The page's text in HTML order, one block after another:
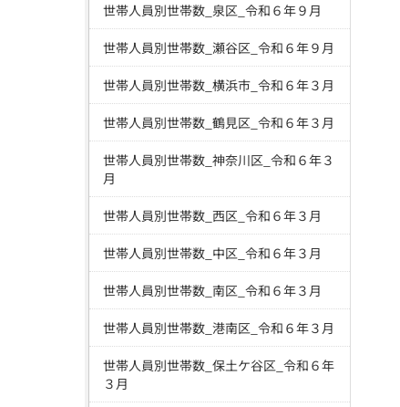
世帯人員別世帯数_泉区_令和６年９月
世帯人員別世帯数_瀬谷区_令和６年９月
世帯人員別世帯数_横浜市_令和６年３月
世帯人員別世帯数_鶴見区_令和６年３月
世帯人員別世帯数_神奈川区_令和６年３
月
世帯人員別世帯数_西区_令和６年３月
世帯人員別世帯数_中区_令和６年３月
世帯人員別世帯数_南区_令和６年３月
世帯人員別世帯数_港南区_令和６年３月
世帯人員別世帯数_保土ケ谷区_令和６年
３月